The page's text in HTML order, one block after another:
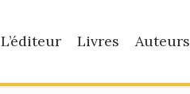
L’éditeur Livres Auteurs